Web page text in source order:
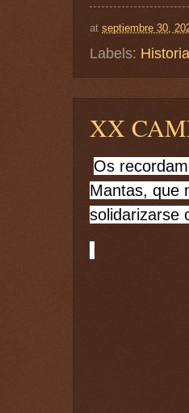
at septiembre 30,
Labels: Historia
XX
Os
Mantas, que
solidarizarse